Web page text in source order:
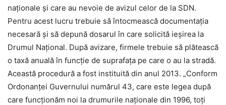
naţionale și care au nevoie de avizul celor de la SDN.
Pentru acest lucru trebuie să întocmească documentația
necesară și să depună dosarul în care solicită ieșirea la
Drumul Național. După avizare, firmele trebuie să plătească
o taxă anuală în funcție de suprafața pe care o au la stradă.
Această procedură a fost instituită din anul 2013. „Conform
Ordonanţei Guvernului numărul 43, care este legea după
care funcţionăm noi la drumurile naţionale din 1996, toţi